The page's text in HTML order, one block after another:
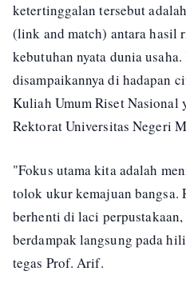
ketertinggalan tersebut
(link and match) antara hasil
kebutuhan nyata dunia
disampaikannya di hadapan
Kuliah Umum Riset Nasional
Rektorat Universitas Negeri
"Fokus utama kita adalah
tolok ukur kemajuan bangsa.
berhenti di laci
berdampak langsung pada
tegas Prof. Arif.